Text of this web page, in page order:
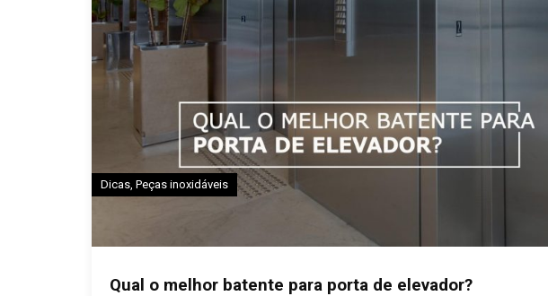
Dicas Peças inoxidáveis
Qual o melhor batente para porta de elevador?